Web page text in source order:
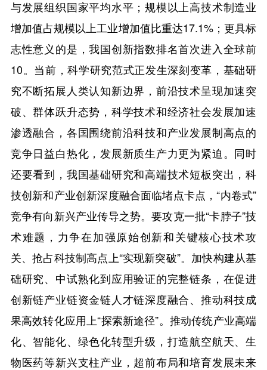
与发展组织国家平均水平；规模以上高技术制造业
增加值占规模以上工业增加值比重达17.1%；更具标
志性意义的是，我国创新指数排名首次进入全球前
10。当前，科学研究范式正发生深刻变革，基础研
究不断拓展人类认知新边界，前沿技术呈现加速突
破、群体跃升态势，科学技术和经济社会发展加速
渗透融合，各国围绕前沿科技和产业发展制高点的
竞争日益白热化，发展新质生产力更为紧迫。同时
还要看到，我国基础研究和高端技术短板突出，科
技创新和产业创新深度融合面临堵点卡点，“内卷式”
竞争有向新兴产业传导之势。要攻克一批“卡脖子”技
术难题，力争在加强原始创新和关键核心技术攻
关、抢占科技制高点上“实现新突破”。加快构建从基
础研究、中试熟化到应用验证的完整链条，在促进
创新链产业链资金链人才链深度融合、推动科技成
果高效转化应用上“探索新途径”。推动传统产业高端
化、智能化、绿色化转型升级，打造航空航天、生
物医药等新兴支柱产业，超前布局和培育发展未来